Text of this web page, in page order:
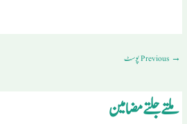
→
ملتے جلتے مضامین